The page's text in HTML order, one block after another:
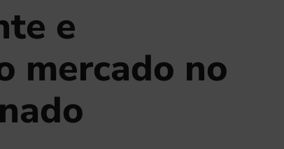
e
mercado no